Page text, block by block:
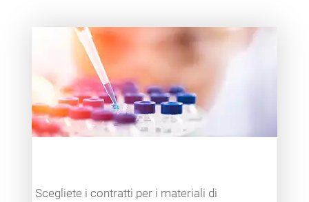
Teaser item
Scegliete i contratti per i materiali di